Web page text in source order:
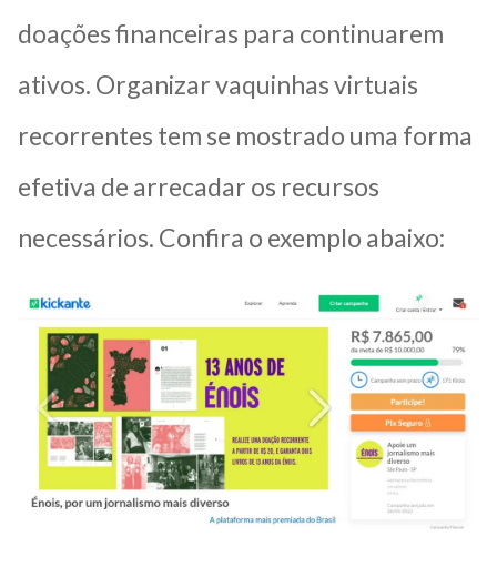
doações financeiras para continuarem
ativos. Organizar vaquinhas virtuais
recorrentes tem se mostrado uma forma
efetiva de arrecadar os recursos
necessários. Confira o exemplo abaixo: